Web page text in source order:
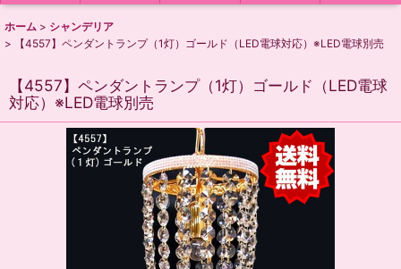
ホーム > シャンデリア
>
【4557】ペンダントランプ（1灯）ゴールド（LED電球対応）※LED電球別売
【4557】ペンダントランプ（1灯）ゴールド（LED電球
対応）※LED電球別売